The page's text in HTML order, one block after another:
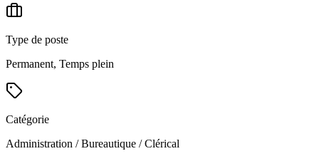
Type de poste
Permanent, Temps plein
Catégorie
Administration / Bureautique / Clérical